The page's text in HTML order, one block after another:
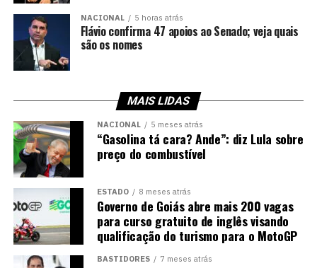
NACIONAL 5 horas atrás
Flávio confirma 47 apoios ao Senado; veja quais
são os nomes
MAIS LIDAS
NACIONAL 5 meses atrás
“Gasolina tá cara? Ande”: diz Lula sobre
preço do combustível
ESTADO 8 meses atrás
Governo de Goiás abre mais 200 vagas
para curso gratuito de inglês visando
qualificação do turismo para o MotoGP
BASTIDORES 7 meses atrás